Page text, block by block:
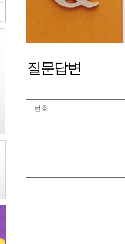
질문답변
번호